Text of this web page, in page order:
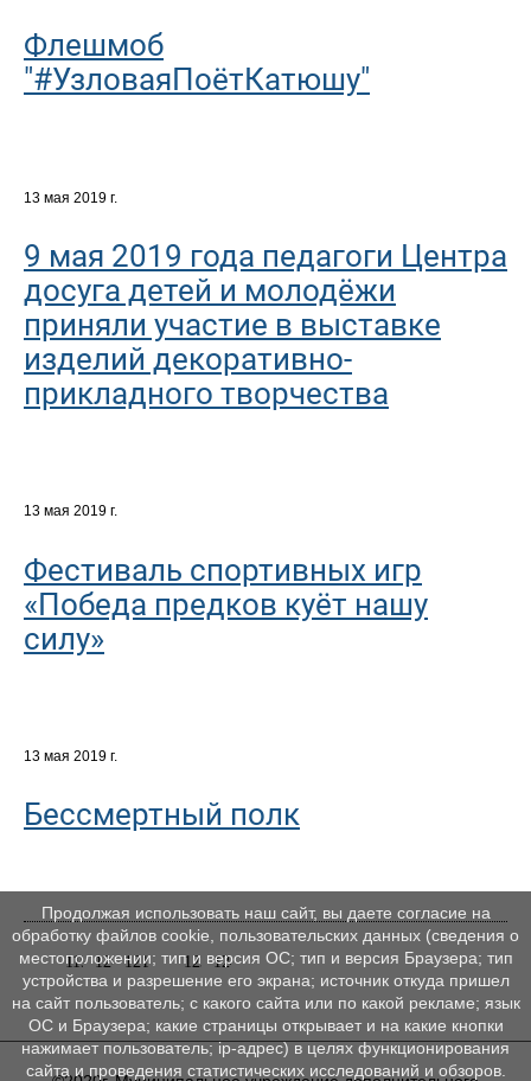
Флешмоб
"#УзловаяПоётКатюшу"
13 мая 2019 г.
9 мая 2019 года педагоги Центра
досуга детей и молодёжи
приняли участие в выставке
изделий декоративно-
прикладного творчества
13 мая 2019 г.
Фестиваль спортивных игр
«Победа предков куёт нашу
силу»
13 мая 2019 г.
Бессмертный полк
119 120 121 122 123 124
Продолжая использовать наш сайт, вы даете согласие на
обработку файлов cookie, пользовательских данных (сведения о
местоположении; тип и версия ОС; тип и версия Браузера; тип
устройства и разрешение его экрана; источник откуда пришел
на сайт пользователь; с какого сайта или по какой рекламе; язык
ОС и Браузера; какие страницы открывает и на какие кнопки
нажимает пользователь; ip-адрес) в целях функционирования
сайта и проведения статистических исследований и обзоров.